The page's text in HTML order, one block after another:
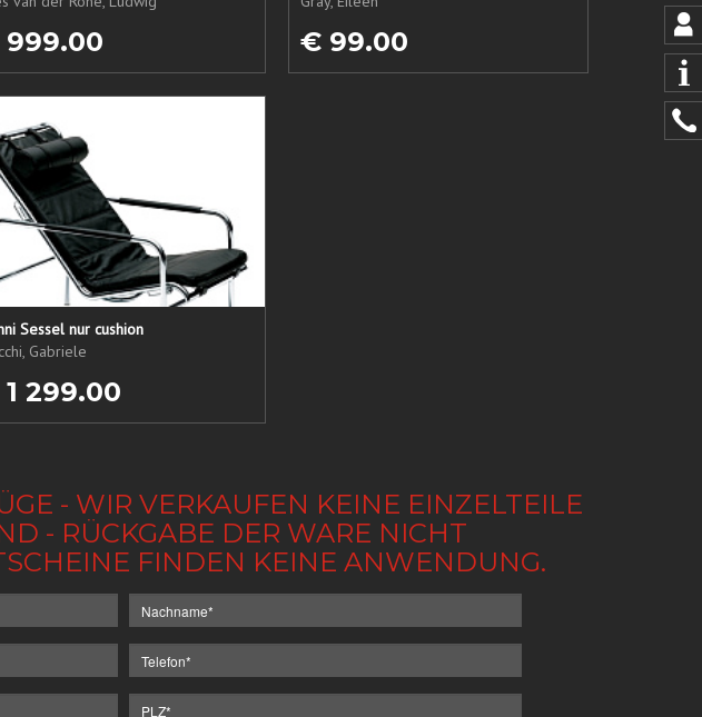
€ 99.00
Sessel nur cushion
Gabriele
299.00
- WIR VERKAUFEN KEINE EINZELTEILE
- RÜCKGABE DER WARE NICHT
FINDEN KEINE ANWENDUNG.